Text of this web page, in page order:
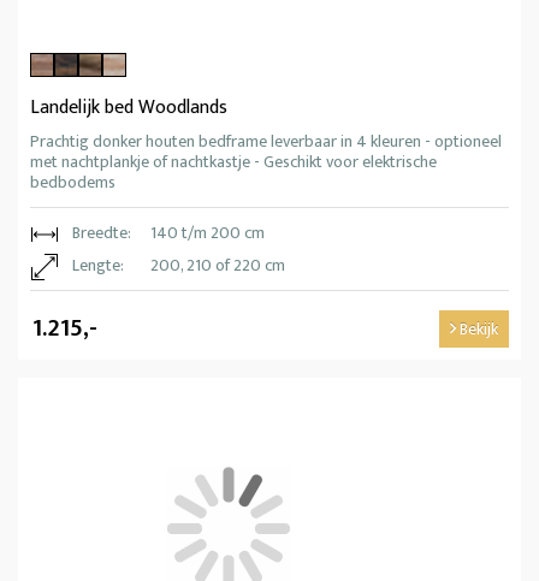
Landelijk bed Woodlands
Prachtig donker houten bedframe leverbaar in 4 kleuren - optioneel
met nachtplankje of nachtkastje - Geschikt voor elektrische
bedbodems
Breedte:
140 t/m 200 cm
Lengte:
200, 210 of 220 cm
1.215,- Bekijk